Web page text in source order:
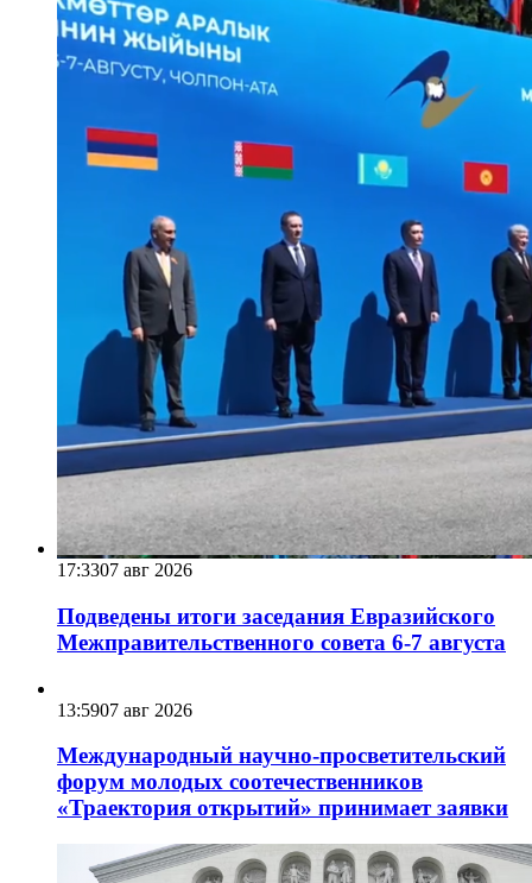
17:3307 авг 2026
Подведены итоги заседания Евразийского
Межправительственного совета 6-7 августа
13:5907 авг 2026
Международный научно-просветительский
форум молодых соотечественников
«Траектория открытий» принимает заявки